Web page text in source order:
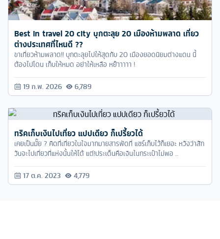
Best in travel 20 city บุกตะลุย 20 เมืองห้ามพลาด เที่ยว
ต่างประเทศที่ไหนดี ??
ขาเที่ยวห้ามพลาด!! บุกตะลุยไปให้สุดกับ 20 เมืองยอดนิยมต่างแดน นี้
ต้องไปโดน เก็บให้หมด อย่าให้เหลือ หย๊าาาาา !
19 ก.พ. 2026 6,789
ทริคเก็บเงินไปเที่ยว แปปเดียว ก็เปรี้ยวได้
เคยเป็นมั๊ย ? คิดที่เที่ยวในใจมากมายสารพัดที่ แชร์เก็บไว้ก็เยอะ หวังว่าสัก
วันจะไปเที่ยวที่แห่งนั้นให้ได้ แต่!ประเด็นคือเงินในกระเป๋าไม่พอ ..
17 ต.ค. 2023 4,779